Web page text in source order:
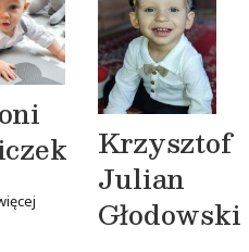
Krzysztof
Julian
Głodowski